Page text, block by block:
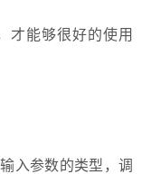
才能够很好的使用
入参数的类型，调